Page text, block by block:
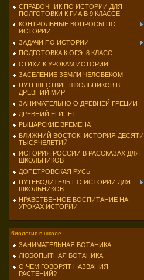
СПРАВОЧНИК ПО ИСТОРИИ ДЛЯ
ПОЛГОТОВКИ К ГИА В 9 КЛАССЕ
КОНТРОЛЬНЫЕ ВОПРОСЫ ПО
ИСТОРИИ
ЗАДАЧИ ПО ИСТОРИИ
ПОДГОТОВКА К ОГЭ. 8 КЛАСС
СТИХИ К УРОКАМ ИСТОРИИ
ЗАСЕЛЕНИЕ ЗЕМЛИ ЧЕЛОВЕКОМ
ПУТЕШЕСТВИЕ ШКОЛЬНИКОВ В
ДРЕВНИЙ МИР
ЗАНИМАТЕЛЬНО О ДРЕВНЕЙ ГРЕЦИИ
ДРЕВНИЙ ЕГИПЕТ
РЫЦАРСКИЕ ВРЕМЕНА
БЛИЖНИЙ ВОСТОК. ИСТОРИЯ ДЕСЯТИ
ТЫСЯЧЕЛЕТИЙ
ИСТОРИЯ РОССИИ В РАССКАЗАХ ДЛЯ
ШКОЛЬНИКОВ
ДОПЕТРОВСКАЯ РУСЬ
ПУТЕВОДИТЕЛЬ ПО ИСТОРИИ ДЛЯ
ШКОЛЬНИКОВ
НРАВСТВЕННОЕ ВОСПИТАНИЕ НА
УРОКАХ ИСТОРИИ
биология в школе
ЗАНИМАТЕЛЬНАЯ БОТАНИКА
ЛЮБОПЫТНАЯ БОТАНИКА
О ЧЕМ ГОВОРЯТ НАЗВАНИЯ
РАСТЕНИЙ?